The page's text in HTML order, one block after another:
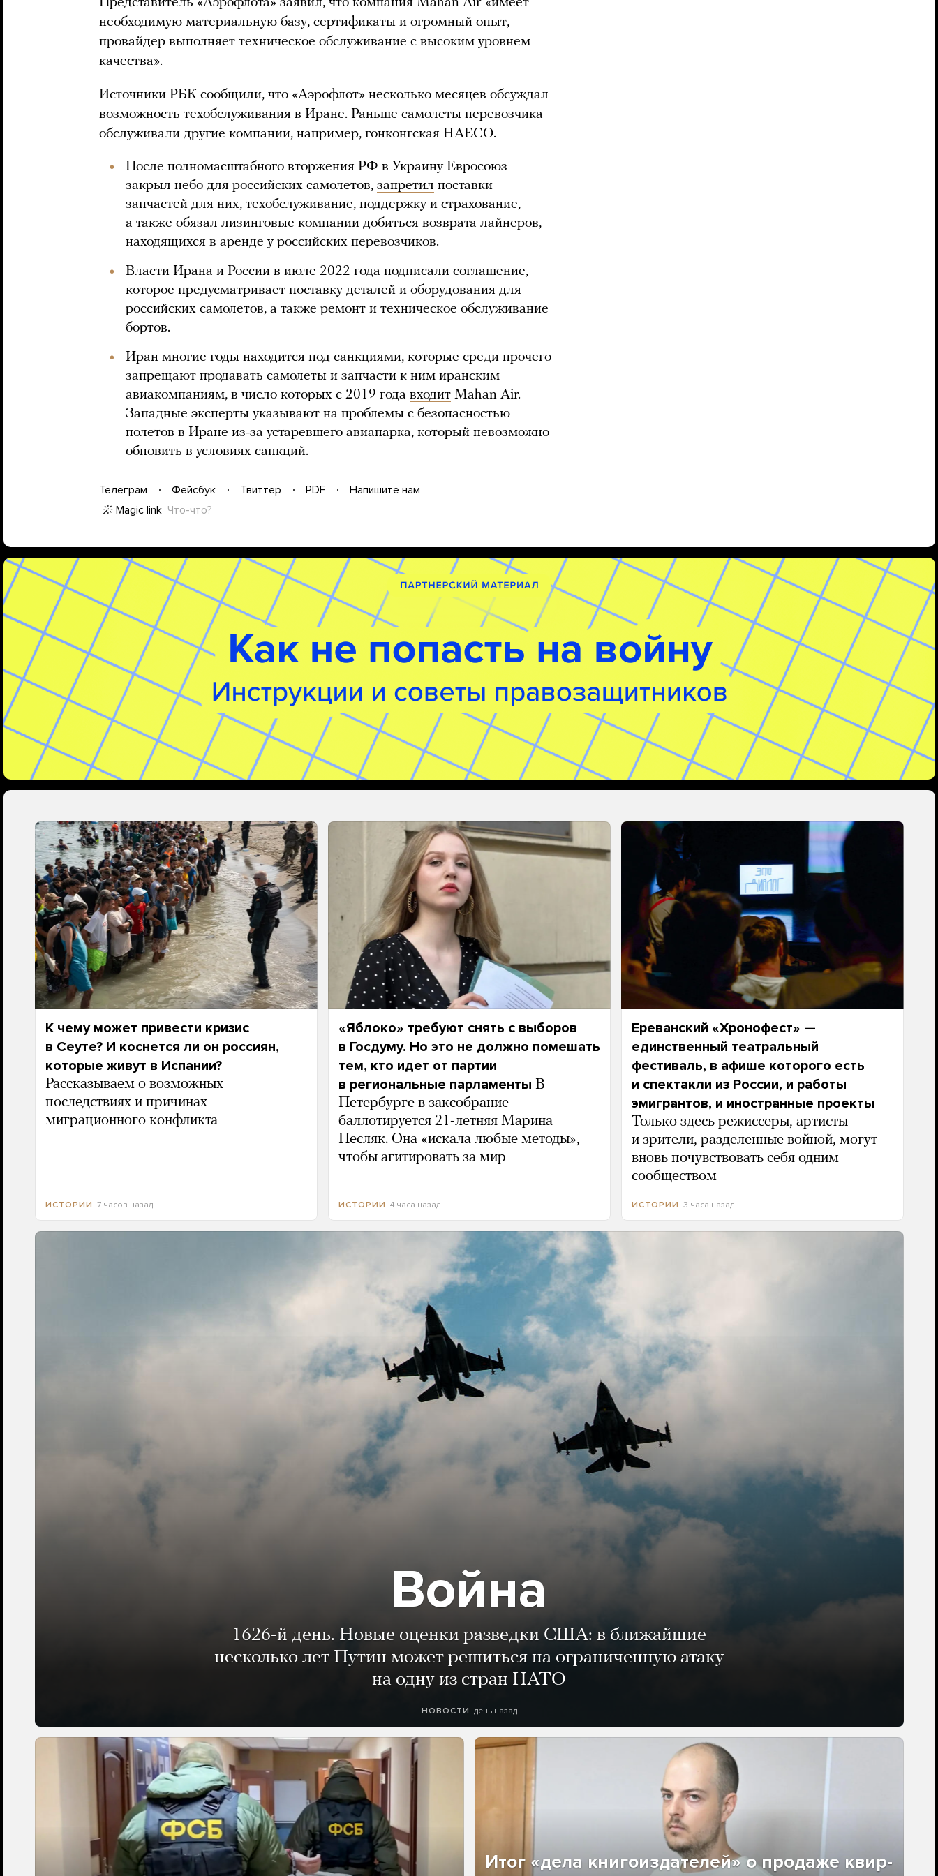
Представитель «Аэрофлота» заявил, что компания Mahan Air «имеет
необходимую материальную базу, сертификаты и огромный опыт,
провайдер выполняет техническое обслуживание с высоким уровнем
качества».
Источники РБК сообщили, что «Аэрофлот» несколько месяцев обсуждал
возможность техобслуживания в Иране. Раньше самолеты перевозчика
обслуживали другие компании, например, гонконгская HAECO.
После полномасштабного вторжения РФ в Украину Евросоюз
закрыл небо для российских самолетов, запретил поставки
запчастей для них, техобслуживание, поддержку и страхование,
а также обязал лизинговые компании добиться возврата лайнеров,
находящихся в аренде у российских перевозчиков.
Власти Ирана и России в июле 2022 года подписали соглашение,
которое предусматривает поставку деталей и оборудования для
российских самолетов, а также ремонт и техническое обслуживание
бортов.
Иран многие годы находится под санкциями, которые среди прочего
запрещают продавать самолеты и запчасти к ним иранским
авиакомпаниям, в число которых с 2019 года входит Mahan Air.
Западные эксперты указывают на проблемы с безопасностью
полетов в Иране из-за устаревшего авиапарка, который невозможно
обновить в условиях санкций.
Телеграм Фейсбук Твиттер PDF
Напишите нам
Magic link Что-что?
К чему может привести кризис
в Сеуте? И коснется ли он россиян,
которые живут в Испании?
Рассказываем о возможных
последствиях и причинах
миграционного конфликта
ИСТОРИИ 7 часов назад
«Яблоко» требуют снять с выборов
в Госдуму. Но это не должно помешать
тем, кто идет от партии
в региональные парламенты В
Петербурге в заксобрание
баллотируется 21-летняя Марина
Песляк. Она «искала любые методы»,
чтобы агитировать за мир
ИСТОРИИ 4 часа назад
Ереванский «Хронофест» —
единственный театральный
фестиваль, в афише которого есть
и спектакли из России, и работы
эмигрантов, и иностранные проекты
Только здесь режиссеры, артисты
и зрители, разделенные войной, могут
вновь почувствовать себя одним
сообществом
ИСТОРИИ 3 часа назад
Война
1626-й день. Новые оценки разведки США: в ближайшие
несколько лет Путин может решиться на ограниченную атаку
на одну из стран НАТО
НОВОСТИ день назад
Итог «дела книгоиздателей» о продаже квир-